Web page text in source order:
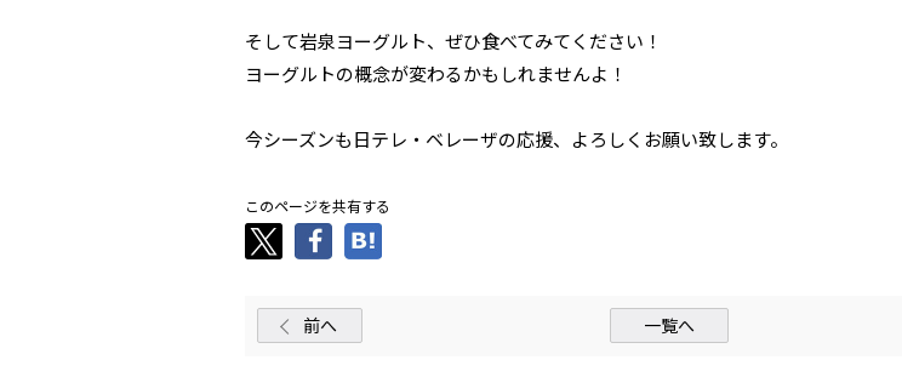
そして岩泉ヨーグルト、ぜひ食べてみてください！
ヨーグルトの概念が変わるかもしれませんよ！
今シーズンも日テレ・ベレーザの応援、よろしくお願い致します。
このページを共有する
前へ 一覧へ